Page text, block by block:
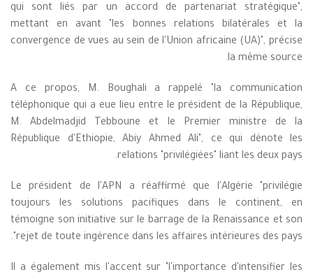
qui sont liés par un accord de partenariat stratégique",
mettant en avant "les bonnes relations bilatérales et la
convergence de vues au sein de l'Union africaine (UA)", précise
la même source.
A ce propos, M. Boughali a rappelé "la communication
téléphonique qui a eue lieu entre le président de la République,
M. Abdelmadjid Tebboune et le Premier ministre de la
République d'Ethiopie, Abiy Ahmed Ali", ce qui dénote les
relations "privilégiées" liant les deux pays.
Le président de l'APN a réaffirmé que l'Algérie "privilégie
toujours les solutions pacifiques dans le continent, en
témoigne son initiative sur le barrage de la Renaissance et son
rejet de toute ingérence dans les affaires intérieures des pays".
Il a également mis l'accent sur "l'importance d'intensifier les